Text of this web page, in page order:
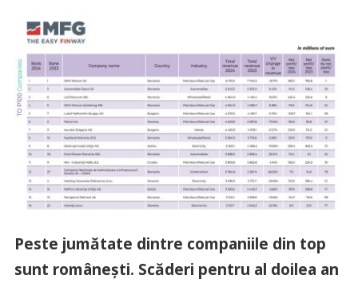
Peste jumătate dintre companiile din top
sunt românești. Scăderi pentru al doilea an